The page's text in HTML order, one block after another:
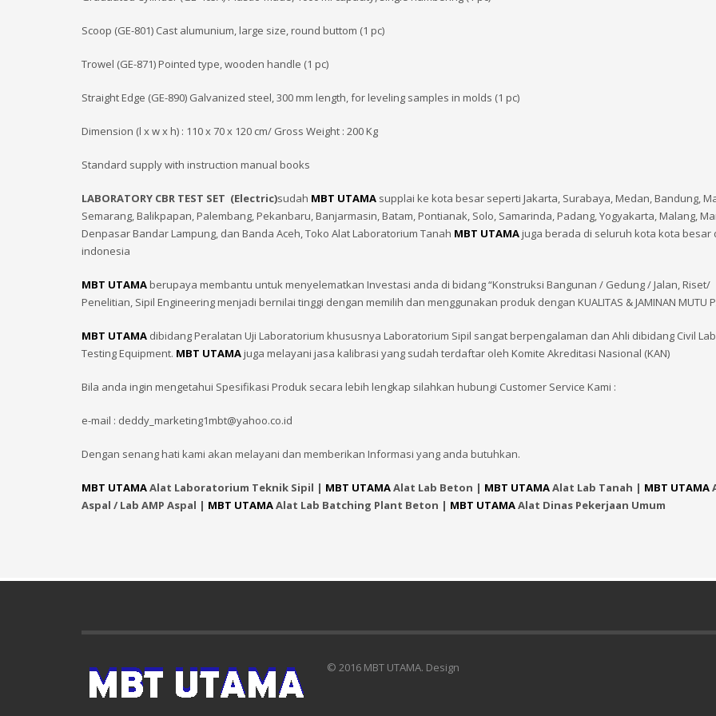
Scoop (GE-801) Cast alumunium, large size, round buttom (1 pc)
Trowel (GE-871) Pointed type, wooden handle (1 pc)
Straight Edge (GE-890) Galvanized steel, 300 mm length, for leveling samples in molds (1 pc)
Dimension (l x w x h) : 110 x 70 x 120 cm/ Gross Weight : 200 Kg
Standard supply with instruction manual books
LABORATORY CBR TEST SET (Electric)sudah MBT UTAMA supplai ke kota besar seperti Jakarta, Surabaya, Medan, Bandung,
Semarang, Balikpapan, Palembang, Pekanbaru, Banjarmasin, Batam, Pontianak, Solo, Samarinda, Padang, Yogyakarta, Malang,
Denpasar Bandar Lampung, dan Banda Aceh, Toko Alat Laboratorium Tanah MBT UTAMAjuga berada di seluruh kota kota besar
indonesia
MBT UTAMAberupaya membantu untuk menyelematkan Investasi anda di bidang “Konstruksi Bangunan / Gedung / Jalan, Riset/
Penelitian, Sipil Engineering menjadi bernilai tinggi dengan memilih dan menggunakan produk dengan KUALITAS & JAMINAN MUTU
MBT UTAMA dibidang Peralatan Uji Laboratorium khususnya Laboratorium Sipil sangat berpengalaman dan Ahli dibidang Civil
Testing Equipment. MBT UTAMAjuga melayani jasa kalibrasi yang sudah terdaftar oleh Komite Akreditasi Nasional (KAN)
Bila anda ingin mengetahui Spesifikasi Produk secara lebih lengkap silahkan hubungi Customer Service Kami :
e-mail : deddy_marketing1mbt@yahoo.co.id
Dengan senang hati kami akan melayani dan memberikan Informasi yang anda butuhkan.
MBT UTAMAAlat Laboratorium Teknik Sipil | MBT UTAMAAlat Lab Beton | MBT UTAMAAlat Lab Tanah | MBT UTAMA
Aspal / Lab AMP Aspal | MBT UTAMAAlat Lab Batching Plant Beton | MBT UTAMAAlat Dinas Pekerjaan Umum
© 2016 MBT UTAMA. Design